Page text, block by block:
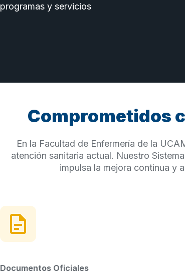
programas y servicios
Comprometidos
En la Facultad de Enfermería de la
atención sanitaria actual. Nuestro
impulsa la mejora continua y
Documentos Oficiales